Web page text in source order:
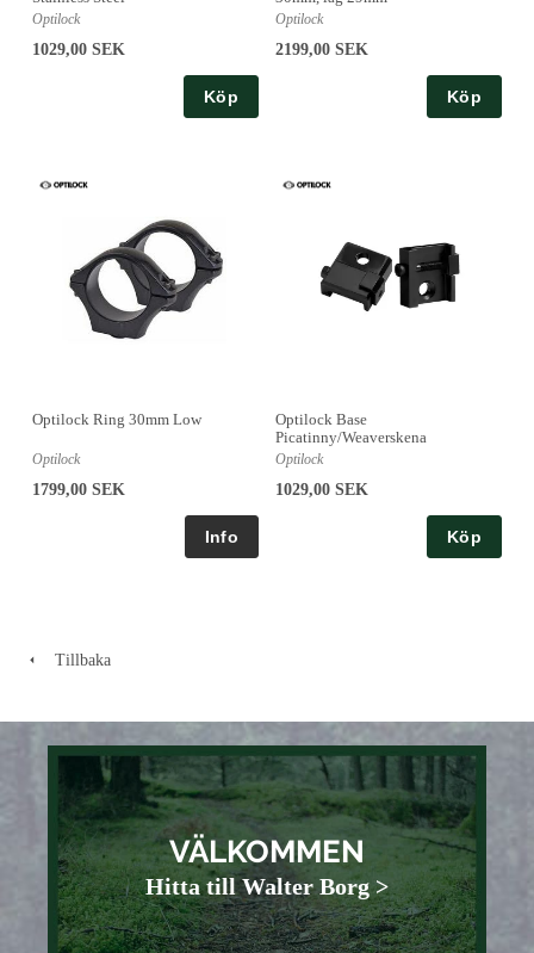
Optilock
1029,00 SEK
Köp
Optilock
2199,00 SEK
Köp
Optilock Ring 30mm Low
Optilock
1799,00 SEK
Optilock Base
Picatinny/Weaverskena
Optilock
1029,00 SEK
Köp
Tillbaka
VÄLKOMMEN
Hitta till Walter Borg >